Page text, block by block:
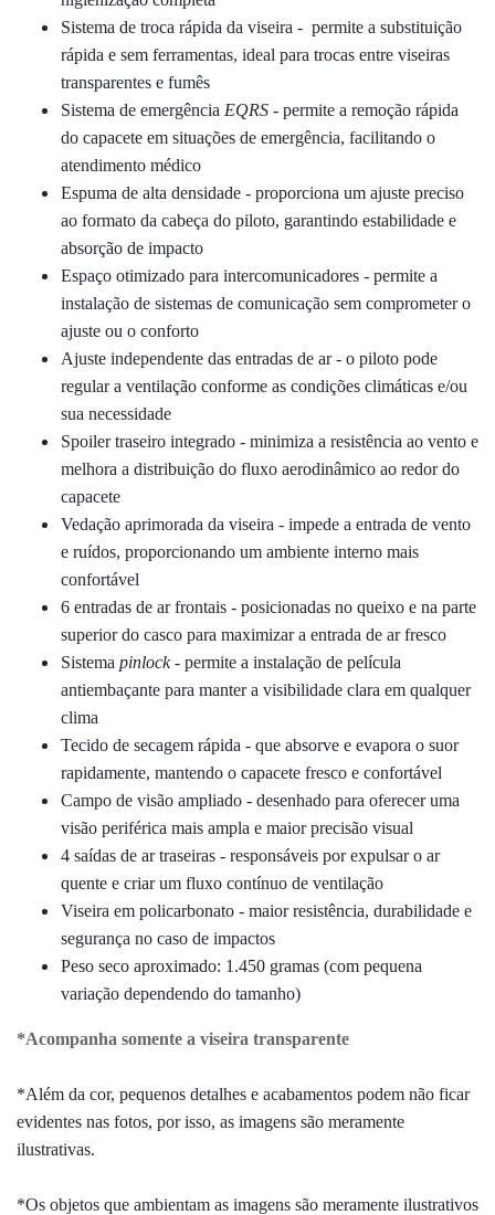
Sistema de troca rápida da viseira - permite a substituição
rápida e sem ferramentas, ideal para trocas entre viseiras
transparentes e fumês
Sistema de emergência EQRS - permite a remoção rápida
do capacete em situações de emergência, facilitando o
atendimento médico
Espuma de alta densidade - proporciona um ajuste preciso
ao formato da cabeça do piloto, garantindo estabilidade e
absorção de impacto
Espaço otimizado para intercomunicadores - permite a
instalação de sistemas de comunicação sem comprometer o
ajuste ou o conforto
Ajuste independente das entradas de ar - o piloto pode
regular a ventilação conforme as condições climáticas e/ou
sua necessidade
Spoiler traseiro integrado - minimiza a resistência ao vento e
melhora a distribuição do fluxo aerodinâmico ao redor do
capacete
Vedação aprimorada da viseira - impede a entrada de vento
e ruídos, proporcionando um ambiente interno mais
confortável
6 entradas de ar frontais - posicionadas no queixo e na parte
superior do casco para maximizar a entrada de ar fresco
Sistema pinlock- permite a instalação de película
antiembaçante para manter a visibilidade clara em qualquer
clima
Tecido de secagem rápida - que absorve e evapora o suor
rapidamente, mantendo o capacete fresco e confortável
Campo de visão ampliado - desenhado para oferecer uma
visão periférica mais ampla e maior precisão visual
4 saídas de ar traseiras - responsáveis por expulsar o ar
quente e criar um fluxo contínuo de ventilação
Viseira em policarbonato - maior resistência, durabilidade e
segurança no caso de impactos
Peso seco aproximado: 1.450 gramas (com pequena
variação dependendo do tamanho)
*Acompanha somente a viseira transparente
*Além da cor, pequenos detalhes e acabamentos podem não ficar
evidentes nas fotos, por isso, as imagens são meramente
ilustrativas.
*Os objetos que ambientam as imagens são meramente ilustrativos